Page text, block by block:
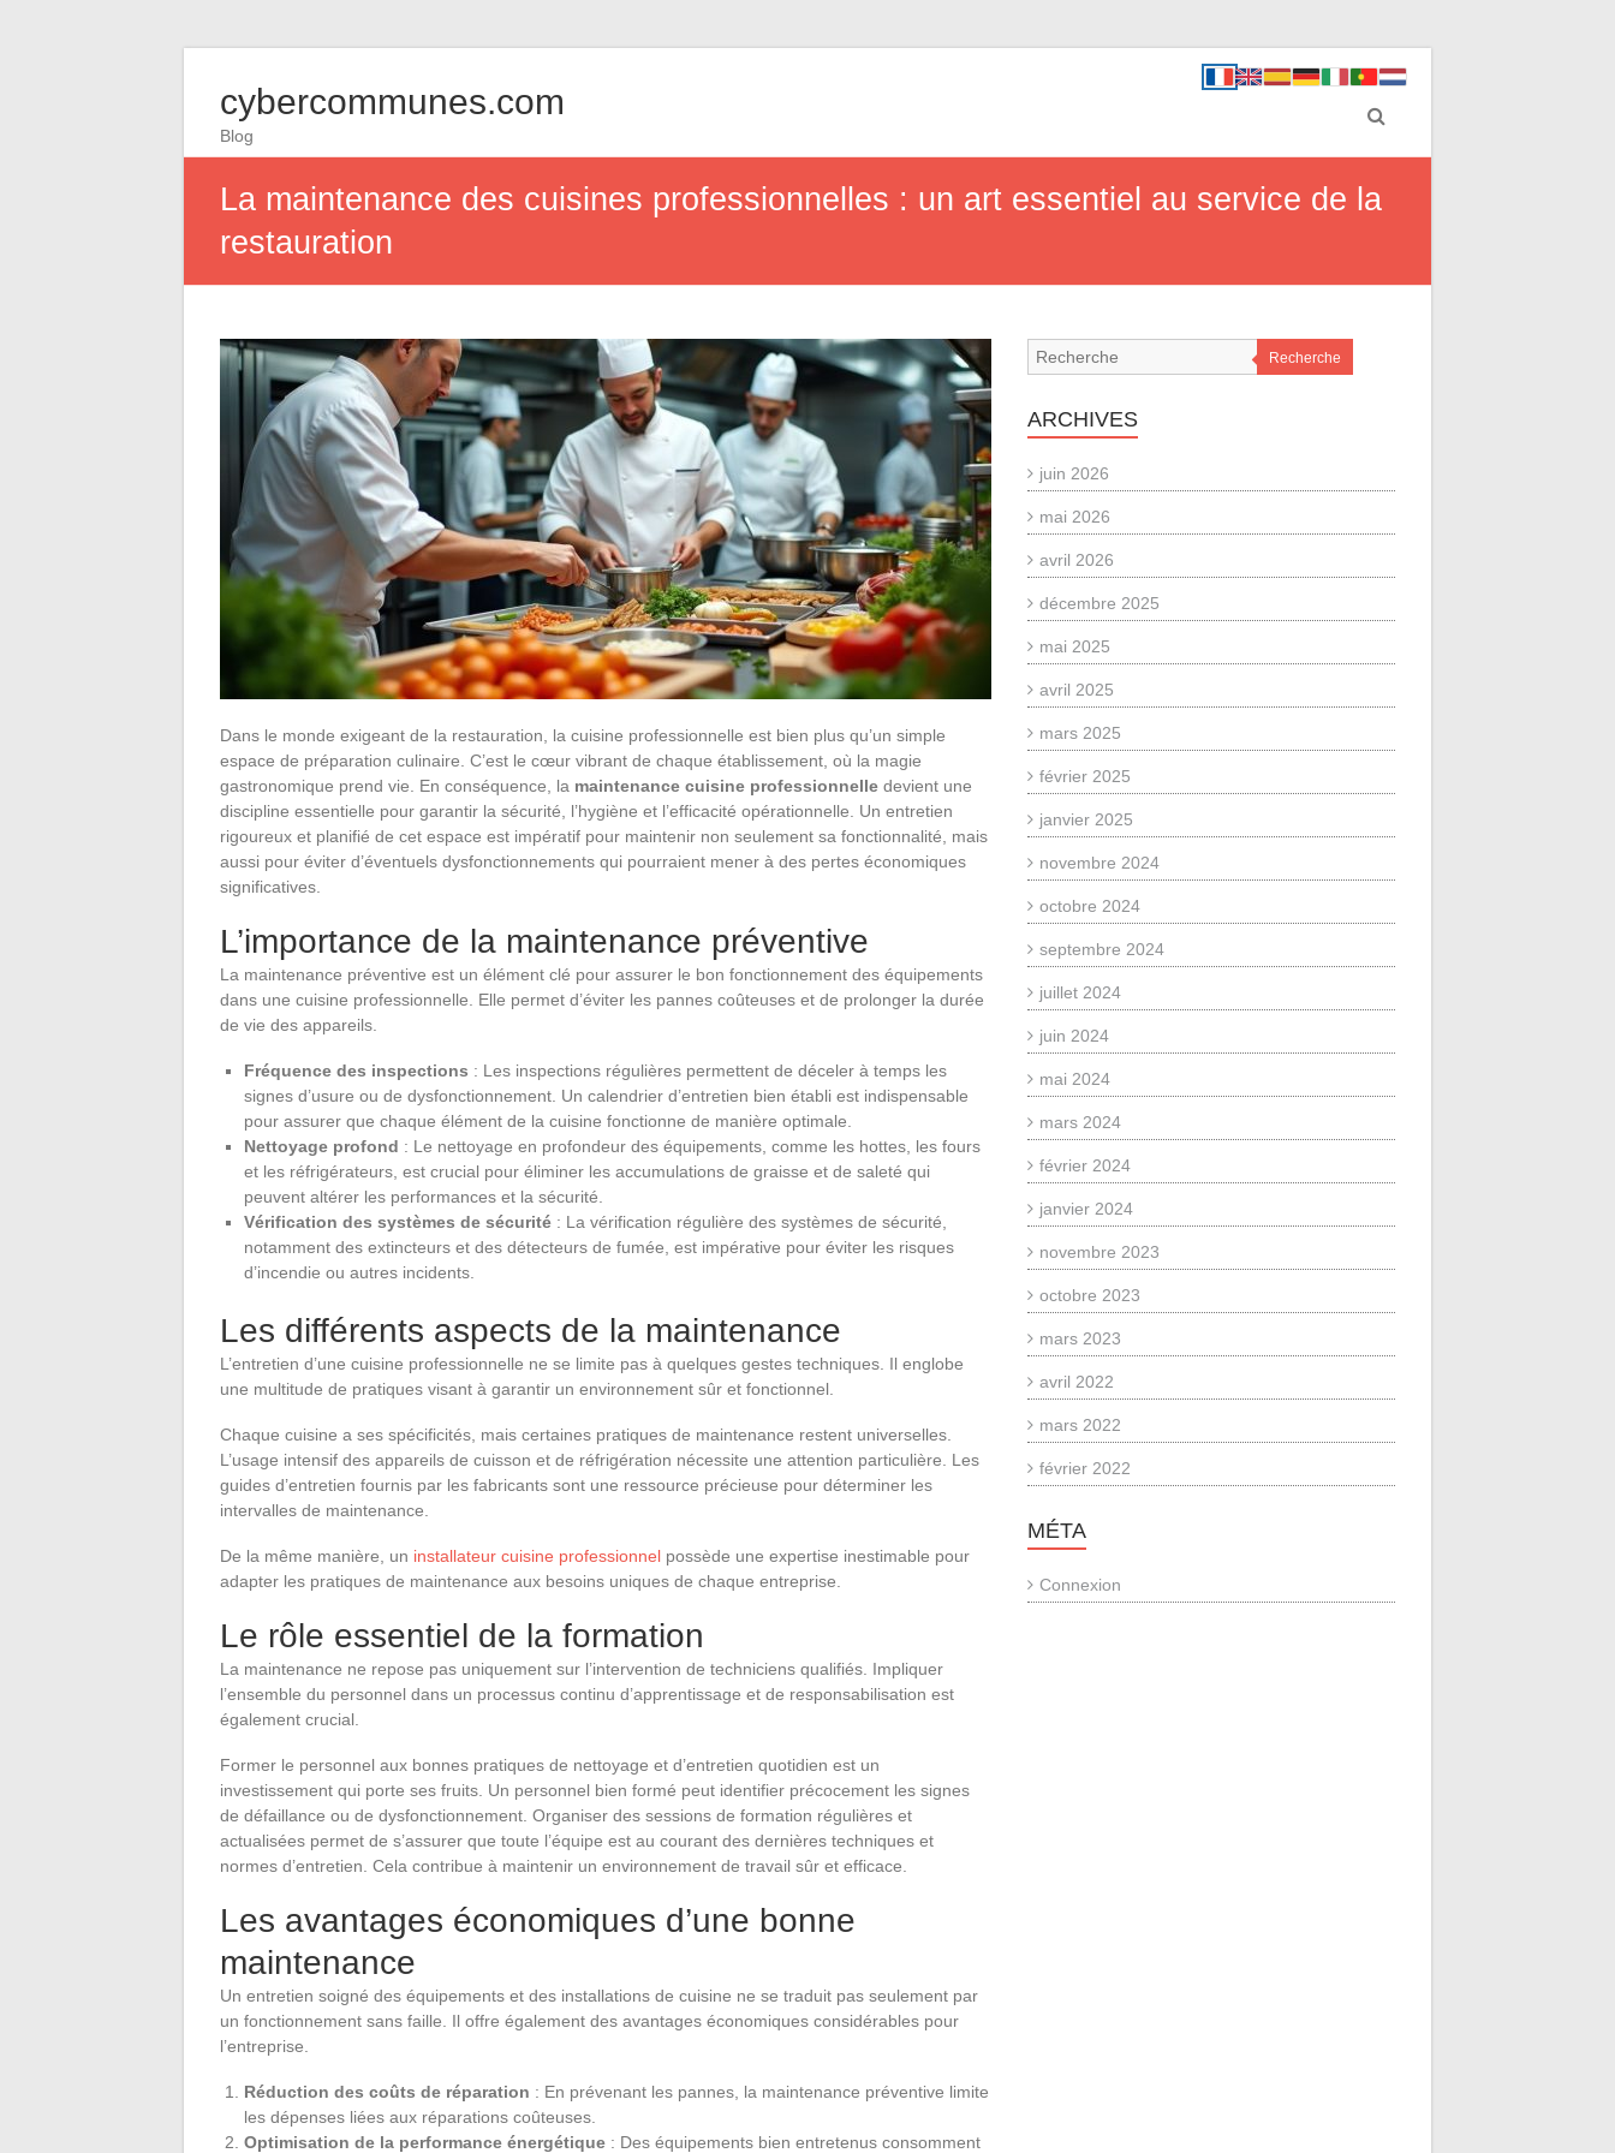
cybercommunes.com
Blog
La maintenance des cuisines professionnelles : un art essentiel au service de la
restauration
Dans le monde exigeant de la restauration, la cuisine professionnelle est bien plus qu’un simple
espace de préparation culinaire. C’est le cœur vibrant de chaque établissement, où la magie
gastronomique prend vie. En conséquence, la maintenance cuisine professionnelle devient une
discipline essentielle pour garantir la sécurité, l’hygiène et l’efficacité opérationnelle. Un entretien
rigoureux et planifié de cet espace est impératif pour maintenir non seulement sa fonctionnalité, mais
aussi pour éviter d’éventuels dysfonctionnements qui pourraient mener à des pertes économiques
significatives.
L’importance de la maintenance préventive
La maintenance préventive est un élément clé pour assurer le bon fonctionnement des équipements
dans une cuisine professionnelle. Elle permet d’éviter les pannes coûteuses et de prolonger la durée
de vie des appareils.
Fréquence des inspections : Les inspections régulières permettent de déceler à temps les
signes d’usure ou de dysfonctionnement. Un calendrier d’entretien bien établi est indispensable
pour assurer que chaque élément de la cuisine fonctionne de manière optimale.
Nettoyage profond : Le nettoyage en profondeur des équipements, comme les hottes, les fours
et les réfrigérateurs, est crucial pour éliminer les accumulations de graisse et de saleté qui
peuvent altérer les performances et la sécurité.
Vérification des systèmes de sécurité : La vérification régulière des systèmes de sécurité,
notamment des extincteurs et des détecteurs de fumée, est impérative pour éviter les risques
d’incendie ou autres incidents.
Les différents aspects de la maintenance
L’entretien d’une cuisine professionnelle ne se limite pas à quelques gestes techniques. Il englobe
une multitude de pratiques visant à garantir un environnement sûr et fonctionnel.
Chaque cuisine a ses spécificités, mais certaines pratiques de maintenance restent universelles.
L’usage intensif des appareils de cuisson et de réfrigération nécessite une attention particulière. Les
guides d’entretien fournis par les fabricants sont une ressource précieuse pour déterminer les
intervalles de maintenance.
De la même manière, un installateur cuisine professionnel possède une expertise inestimable pour
adapter les pratiques de maintenance aux besoins uniques de chaque entreprise.
Le rôle essentiel de la formation
La maintenance ne repose pas uniquement sur l’intervention de techniciens qualifiés. Impliquer
l’ensemble du personnel dans un processus continu d’apprentissage et de responsabilisation est
également crucial.
Former le personnel aux bonnes pratiques de nettoyage et d’entretien quotidien est un
investissement qui porte ses fruits. Un personnel bien formé peut identifier précocement les signes
de défaillance ou de dysfonctionnement. Organiser des sessions de formation régulières et
actualisées permet de s’assurer que toute l’équipe est au courant des dernières techniques et
normes d’entretien. Cela contribue à maintenir un environnement de travail sûr et efficace.
Les avantages économiques d’une bonne
maintenance
Un entretien soigné des équipements et des installations de cuisine ne se traduit pas seulement par
un fonctionnement sans faille. Il offre également des avantages économiques considérables pour
l’entreprise.
Réduction des coûts de réparation : En prévenant les pannes, la maintenance préventive limite
les dépenses liées aux réparations coûteuses.
Optimisation de la performance énergétique : Des équipements bien entretenus consomment
Recherche
ARCHIVES
juin 2026
mai 2026
avril 2026
décembre 2025
mai 2025
avril 2025
mars 2025
février 2025
janvier 2025
novembre 2024
octobre 2024
septembre 2024
juillet 2024
juin 2024
mai 2024
mars 2024
février 2024
janvier 2024
novembre 2023
octobre 2023
mars 2023
avril 2022
mars 2022
février 2022
MÉTA
Connexion